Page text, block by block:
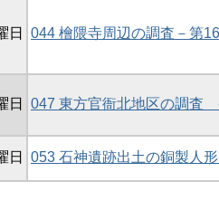
日 044 檜隈寺周辺の調査－第
日 047 東方官衙北地区の調査
日 053 石神遺跡出土の銅製人